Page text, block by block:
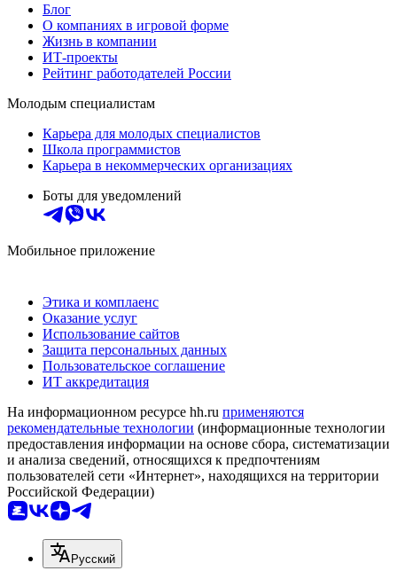
Блог
О компаниях в игровой форме
Жизнь в компании
ИТ-проекты
Рейтинг работодателей России
Молодым специалистам
Карьера для молодых специалистов
Школа программистов
Карьера в некоммерческих организациях
Боты для уведомлений
Мобильное приложение
Этика и комплаенс
Оказание услуг
Использование сайтов
Защита персональных данных
Пользовательское соглашение
ИТ аккредитация
На информационном ресурсе hh.ru применяются
рекомендательные технологии (информационные технологии
предоставления информации на основе сбора, систематизации
и анализа сведений, относящихся к предпочтениям
пользователей сети «Интернет», находящихся на территории
Российской Федерации)
Русский